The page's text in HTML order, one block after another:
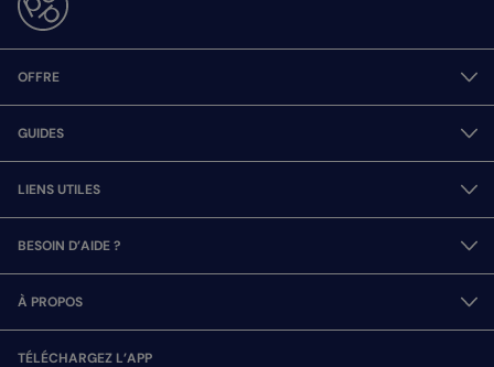
OFFRE
GUIDES
LIENS UTILES
BESOIN D’AIDE ?
À PROPOS
TÉLÉCHARGEZ L’APP